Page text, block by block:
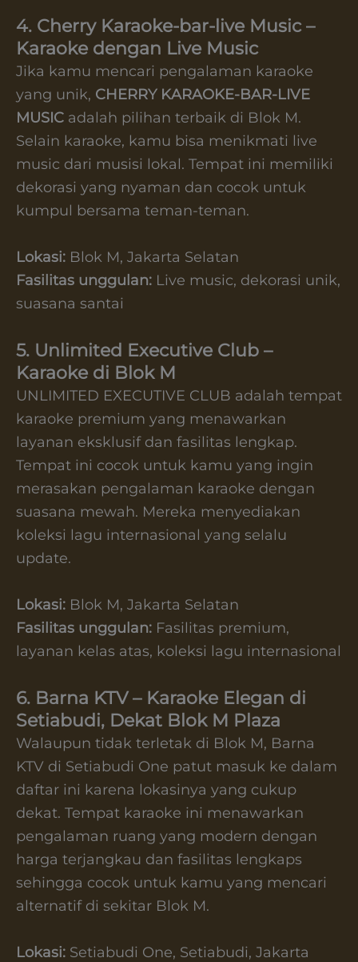
4. Cherry Karaoke-bar-live Music –
Karaoke dengan Live Music
Jika kamu mencari pengalaman karaoke
yang unik, CHERRY KARAOKE-BAR-LIVE
MUSIC adalah pilihan terbaik di Blok M.
Selain karaoke, kamu bisa menikmati live
music dari musisi lokal. Tempat ini memiliki
dekorasi yang nyaman dan cocok untuk
kumpul bersama teman-teman.
Lokasi: Blok M, Jakarta Selatan
Fasilitas unggulan: Live music, dekorasi unik,
suasana santai
5. Unlimited Executive Club –
Karaoke di Blok M
UNLIMITED EXECUTIVE CLUB adalah tempat
karaoke premium yang menawarkan
layanan eksklusif dan fasilitas lengkap.
Tempat ini cocok untuk kamu yang ingin
merasakan pengalaman karaoke dengan
suasana mewah. Mereka menyediakan
koleksi lagu internasional yang selalu
update.
Lokasi: Blok M, Jakarta Selatan
Fasilitas unggulan: Fasilitas premium,
layanan kelas atas, koleksi lagu internasional
6. Barna KTV – Karaoke Elegan di
Setiabudi, Dekat Blok M Plaza
Walaupun tidak terletak di Blok M, Barna
KTV di Setiabudi One patut masuk ke dalam
daftar ini karena lokasinya yang cukup
dekat. Tempat karaoke ini menawarkan
pengalaman ruang yang modern dengan
harga terjangkau dan fasilitas lengkaps
sehingga cocok untuk kamu yang mencari
alternatif di sekitar Blok M.
Lokasi: Setiabudi One, Setiabudi, Jakarta